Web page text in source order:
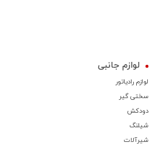
لوازم جانبی
لوازم رادیاتور
سختی گیر
دودکش
شیلنگ
شیرآلات